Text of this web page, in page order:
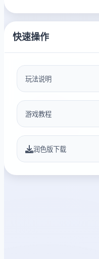
快速操作
玩法说明
游戏教程
润色版下载